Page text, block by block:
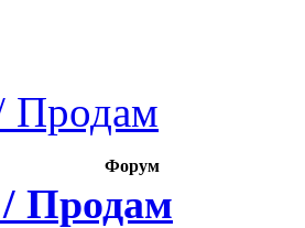
Продам
Форум
Продам